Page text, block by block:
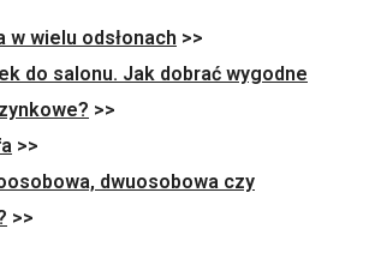
w wielu odsłonach >>
do salonu. Jak dobrać wygodne
>>
>>
dwuosobowa czy
>>